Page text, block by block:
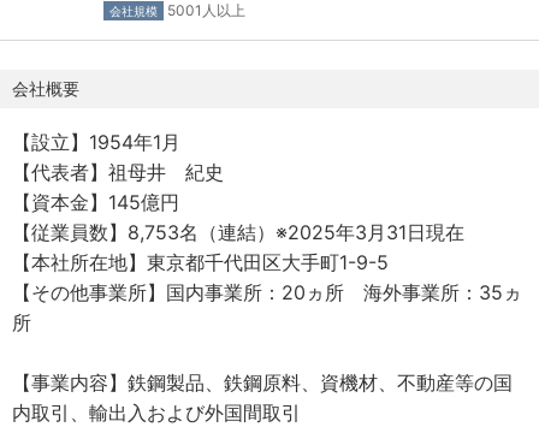
会社規模 5001人以上
会社概要
【設立】1954年1月
【代表者】祖母井 紀史
【資本金】145億円
【従業員数】8,753名（連結）※2025年3月31日現在
【本社所在地】東京都千代田区大手町1-9-5
【その他事業所】国内事業所：20ヵ所 海外事業所：35ヵ
所
【事業内容】鉄鋼製品、鉄鋼原料、資機材、不動産等の国
内取引、輸出入および外国間取引